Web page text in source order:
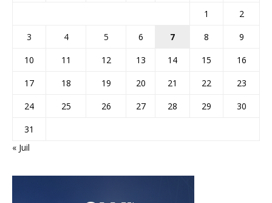
1
2
3
4 5 6 7 8
9
10
11 12 13 14 15
16
17
18 19 20 21 22
23
24
25 26 27 28 29
30
31
« Juil